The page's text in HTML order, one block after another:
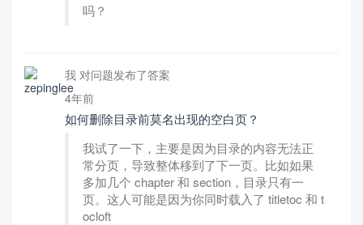
吗？
我 对问题发布了答案
4年前
如何删除目录前莫名出现的空白页？
我试了一下，主要是因为目录的内容无法正
常分页，导致整体移到了下一页。比如如果
多加几个 chapter 和 section，目录只有一
页。这人可能是因为你同时载入了 titletoc 和 t
ocloft